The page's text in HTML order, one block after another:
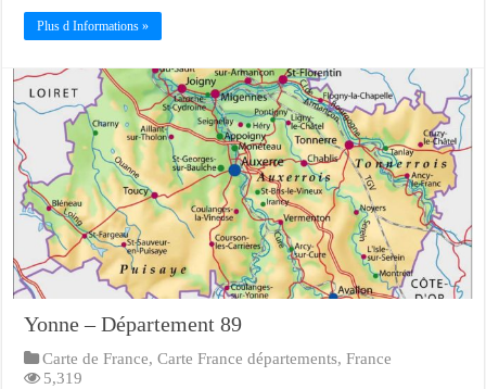
Plus d Informations »
Yonne – Département 89
Carte de France,Carte France départements,France
5,319